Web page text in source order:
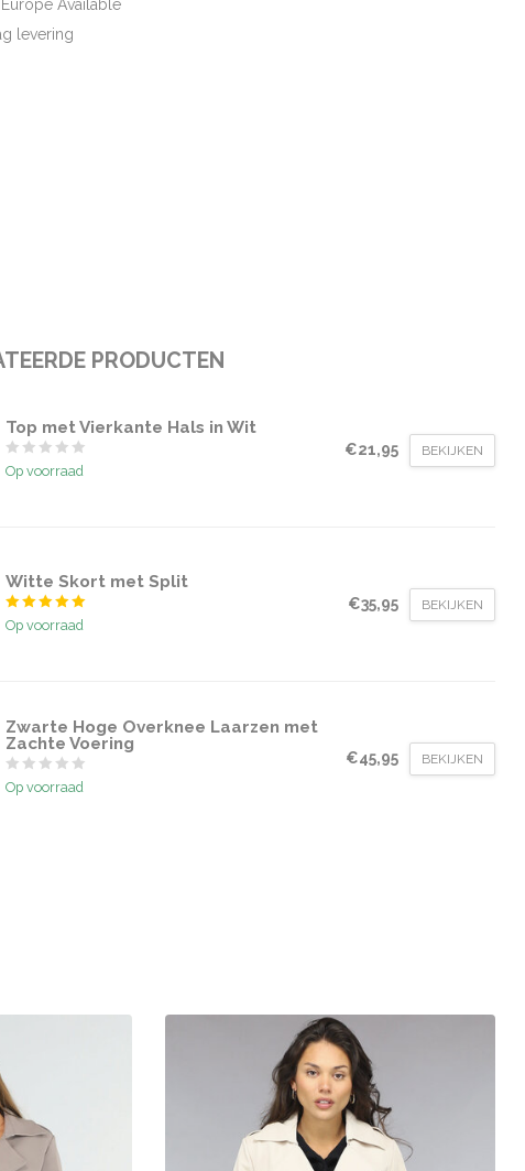
Available
levering
PRODUCTEN
Top met Vierkante Hals in Wit
Op voorraad
€21,95 BEKIJKEN
Witte Skort met Split
Op voorraad
€35,95 BEKIJKEN
Zwarte Hoge Overknee Laarzen met
Zachte Voering
Op voorraad
€45,95 BEKIJKEN